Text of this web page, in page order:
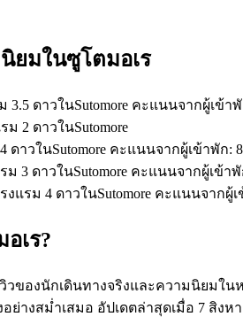
ยมในซูโตมอเร
ดาวในSutomore คะแนนจากผู้เข้าพั
2 ดาวในSutomore
ดาวในSutomore คะแนนจากผู้เข้าพัก:
3 ดาวในSutomore คะแนนจากผู้เข้าพั
แรม 4 ดาวในSutomore คะแนนจากผู้เ
เร?
ของนักเดินทางจริงและความนิยมใน
างสม่ำเสมอ อัปเดตล่าสุดเมื่อ 7 สิงห